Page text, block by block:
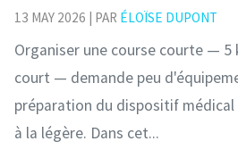
13 MAY 2026 | PAR ÉLOÏSE DUPONT
Organiser une course courte — 5
court — demande peu
préparation du dispositif
à la légère. Dans cet...